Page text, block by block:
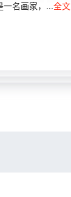
一名画家，...全文